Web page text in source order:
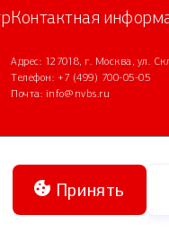
Контактная
Адрес: 127018, г. Москва, ул.
Телефон: +7 (499) 700-05-05
Почта: info@nvbs.ru
Про»
Принять